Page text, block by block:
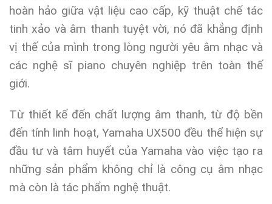
hoàn hảo giữa vật liệu cao cấp, kỹ thuật chế tác
tinh xảo và âm thanh tuyệt vời, nó đã khẳng định
vị thế của mình trong lòng người yêu âm nhạc và
các nghệ sĩ piano chuyên nghiệp trên toàn thế
giới.
Từ thiết kế đến chất lượng âm thanh, từ độ bền
đến tính linh hoạt, Yamaha UX500 đều thể hiện sự
đầu tư và tâm huyết của Yamaha vào việc tạo ra
những sản phẩm không chỉ là công cụ âm nhạc
mà còn là tác phẩm nghệ thuật.